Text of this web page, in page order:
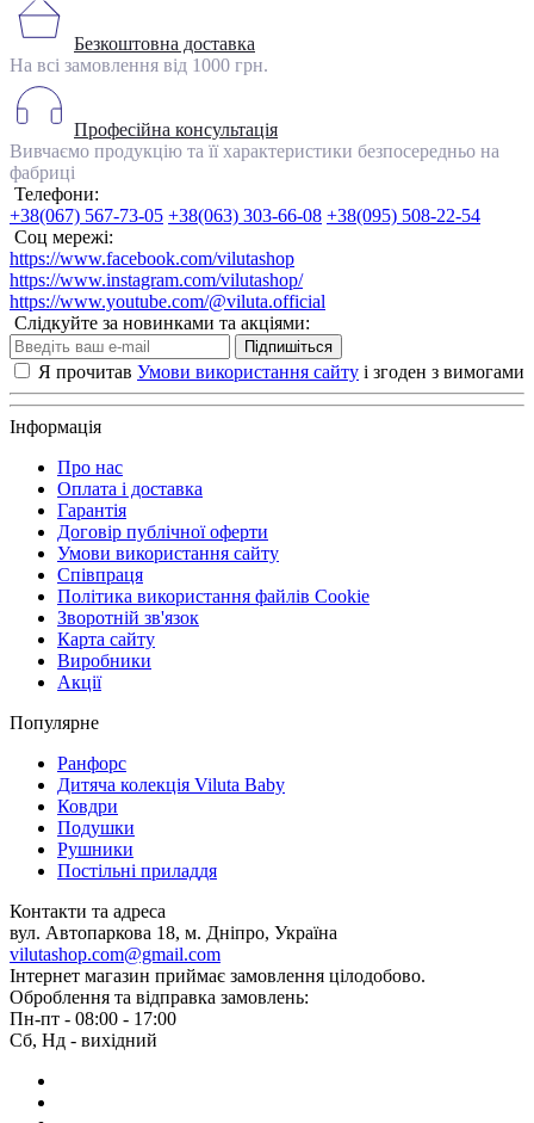
Безкоштовна доставка
На всі замовлення від 1000 грн.
Професійна консультація
Вивчаємо продукцію та її характеристики безпосередньо на
фабриці
Телефони:
+38(067) 567-73-05 +38(063) 303-66-08 +38(095) 508-22-54
Соц мережі:
https://www.facebook.com/vilutashop
https://www.instagram.com/vilutashop/
https://www.youtube.com/@viluta.official
Слідкуйте за новинками та акціями:
Підпишіться
Я прочитав Умови використання сайту і згоден з вимогами
Інформація
Про нас
Оплата і доставка
Гарантія
Договір публічної оферти
Умови використання сайту
Співпраця
Політика використання файлів Cookie
Зворотній зв'язок
Карта сайту
Виробники
Акції
Популярне
Ранфорс
Дитяча колекція Viluta Baby
Ковдри
Подушки
Рушники
Постільні приладдя
Контакти та адреса
вул. Автопаркова 18, м. Дніпро, Україна
vilutashop.com@gmail.com
Інтернет магазин приймає замовлення цілодобово.
Оброблення та відправка замовлень:
Пн-пт - 08:00 - 17:00
Сб, Нд - вихідний